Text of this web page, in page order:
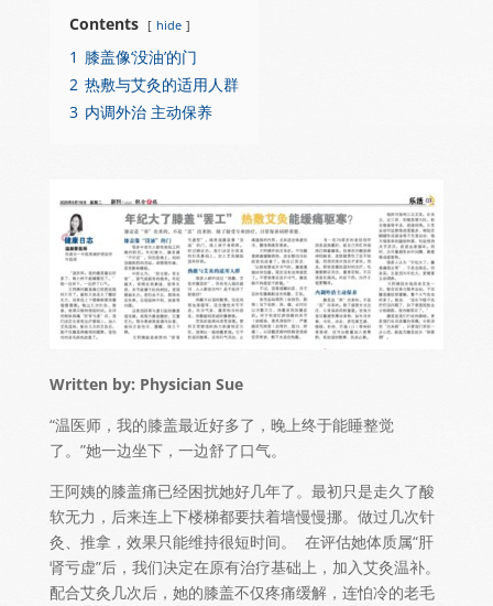
A
p
p
b
o
o
k
at
Contents hide
1 膝盖像‘没油’的门
2 热敷与艾灸的适用人群
3 内调外治 主动保养
Written by: Physician Sue
“温医师， 我的膝盖最近好多了，晚上终于能睡整觉
了。”她一边坐下，一边舒了口气。
王阿姨的膝盖痛已经困扰她好几年了。最初只是走久了酸
软无力，后来连上下楼梯都要扶着墙慢慢挪。做过几次针
灸、推拿，效果只能维持很短时间。
在评估她体质属“肝
肾亏虚”后，我们决定在原有治疗基础上，加入艾灸温补。
配合艾灸几次后，她的膝盖不仅疼痛缓解，连怕冷的老毛